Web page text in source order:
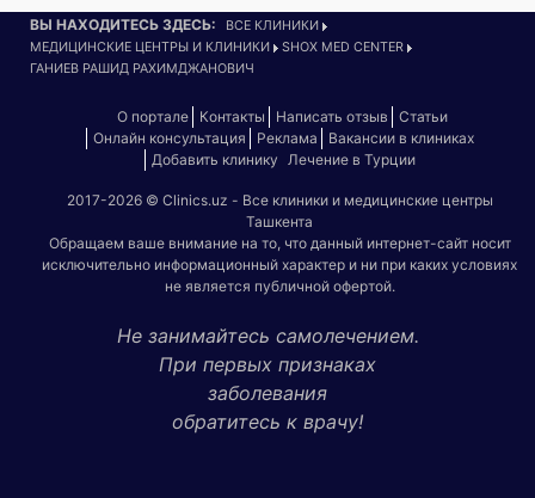
ВЫ НАХОДИТЕСЬ ЗДЕСЬ:
ВСЕ КЛИНИКИ
МЕДИЦИНСКИЕ ЦЕНТРЫ И КЛИНИКИ
SHOX MED CENTER
ГАНИЕВ РАШИД РАХИМДЖАНОВИЧ
О портале Контакты Написать отзыв
Статьи
Онлайн консультация
Реклама
Вакансии в клиниках
Добавить клинику
Лечение в Турции
2017-2026 © Clinics.uz - Все клиники и медицинские центры
Ташкента
Обращаем ваше внимание на то, что данный интернет-сайт носит
исключительно информационный характер и ни при каких условиях
не является публичной офертой.
Не занимайтесь самолечением.
При первых признаках
заболевания
обратитесь к врачу!